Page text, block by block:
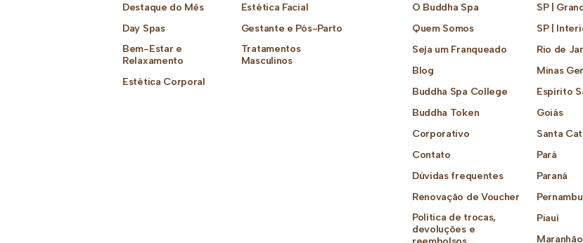
Destaque do Mês
Day Spas
Bem-Estar e
Relaxamento
Estética Corporal
Estética Facial
Gestante e Pós-Parto
Tratamentos
Masculinos
O Buddha Spa
Quem Somos
Seja um Franqueado
Blog
Buddha Spa College
Buddha Token
Corporativo
Contato
Dúvidas frequentes
Renovação de Voucher
Política de trocas,
devoluções e
SP |
SP |
Rio de
Minas
Espírito
Goiás
Santa
Pará
Paraná
Piauí
Maranhão